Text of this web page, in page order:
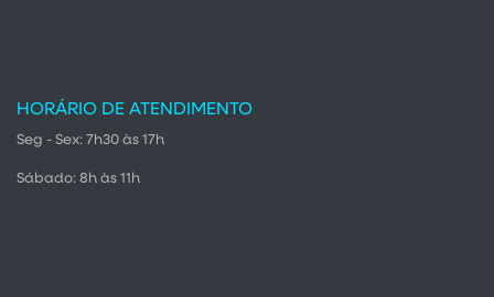
HORÁRIO DE ATENDIMENTO
Seg - Sex: 7h30 às 17h
Sábado: 8h às 11h